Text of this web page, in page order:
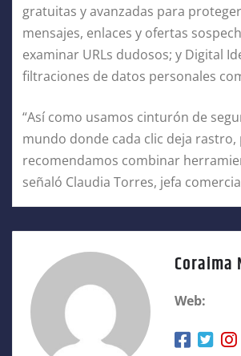
gratuitas y avanzadas para
mensajes, enlaces y ofertas
examinar URLs dudosos; y Digital
filtraciones de datos personales
“Así como usamos cinturón de
mundo donde cada clic deja
recomendamos combinar
señaló Claudia Torres, jefa
Coraima
Web: